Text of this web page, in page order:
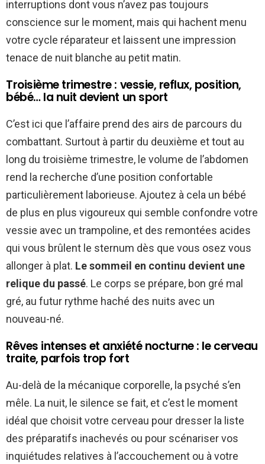
interruptions dont vous n’avez pas toujours
conscience sur le moment, mais qui hachent menu
votre cycle réparateur et laissent une impression
tenace de nuit blanche au petit matin.
Troisième trimestre : vessie, reflux, position,
bébé… la nuit devient un sport
C’est ici que l’affaire prend des airs de parcours du
combattant. Surtout à partir du deuxième et tout au
long du troisième trimestre, le volume de l’abdomen
rend la recherche d’une position confortable
particulièrement laborieuse. Ajoutez à cela un bébé
de plus en plus vigoureux qui semble confondre votre
vessie avec un trampoline, et des remontées acides
qui vous brûlent le sternum dès que vous osez vous
allonger à plat. Le sommeil en continu devient une
relique du passé. Le corps se prépare, bon gré mal
gré, au futur rythme haché des nuits avec un
nouveau-né.
Rêves intenses et anxiété nocturne : le cerveau
traite, parfois trop fort
Au-delà de la mécanique corporelle, la psyché s’en
mêle. La nuit, le silence se fait, et c’est le moment
idéal que choisit votre cerveau pour dresser la liste
des préparatifs inachevés ou pour scénariser vos
inquiétudes relatives à l’accouchement ou à votre